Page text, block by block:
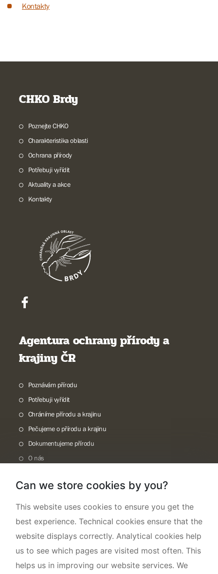
Kontakty
CHKO Brdy
Poznejte CHKO
Charakteristika oblasti
Ochrana přírody
Potřebuji vyřídit
Aktuality a akce
Kontakty
Agentura ochrany přírody a
krajiny ČR
Poznávám přírodu
Potřebuji vyřídit
Chráníme přírodu a krajinu
Pečujeme o přírodu a krajinu
Dokumentujeme přírodu
O nás
Can we store cookies by you?
This website uses cookies to ensure you get the
best experience. Technical cookies ensure that the
website displays correctly. Analytical cookies help
us to see which pages are visited most often. This
helps us in improving our website services. We